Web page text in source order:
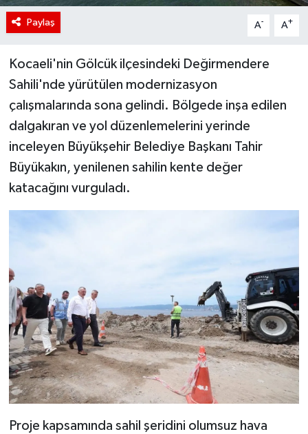
Paylaş A- A+
Kocaeli'nin Gölcük ilçesindeki Değirmendere
Sahili'nde yürütülen modernizasyon
çalışmalarında sona gelindi. Bölgede inşa edilen
dalgakıran ve yol düzenlemelerini yerinde
inceleyen Büyükşehir Belediye Başkanı Tahir
Büyükakın, yenilenen sahilin kente değer
katacağını vurguladı.
Proje kapsamında sahil şeridini olumsuz hava